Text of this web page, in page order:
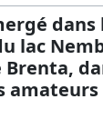
dans
lac